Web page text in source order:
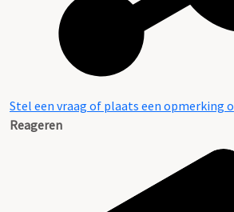
Stel een vraag of plaats een opmerking
Reageren